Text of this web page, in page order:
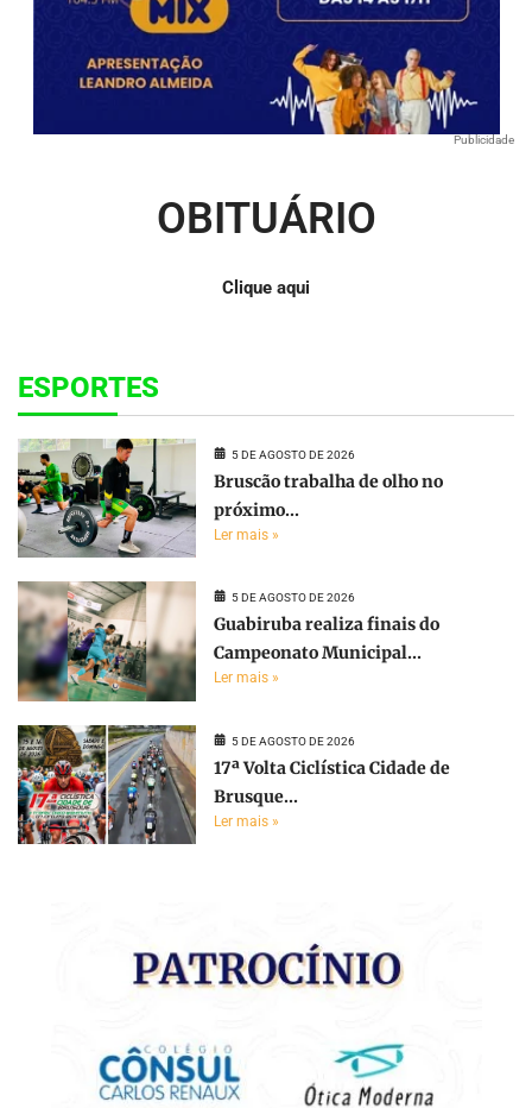
Publicidade
OBITUÁRIO
Clique aqui
ESPORTES
5 DE AGOSTO DE 2026
Bruscão trabalha de olho no
próximo...
Ler mais »
5 DE AGOSTO DE 2026
Guabiruba realiza finais do
Campeonato Municipal...
Ler mais »
5 DE AGOSTO DE 2026
17ª Volta Ciclística Cidade de
Brusque...
Ler mais »